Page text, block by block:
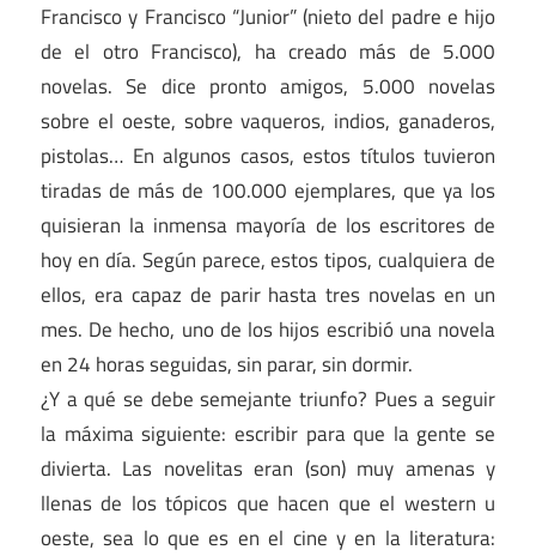
Francisco y Francisco “Junior” (nieto del padre e hijo
de el otro Francisco), ha creado más de 5.000
novelas. Se dice pronto amigos, 5.000 novelas
sobre el oeste, sobre vaqueros, indios, ganaderos,
pistolas… En algunos casos, estos títulos tuvieron
tiradas de más de 100.000 ejemplares, que ya los
quisieran la inmensa mayoría de los escritores de
hoy en día. Según parece, estos tipos, cualquiera de
ellos, era capaz de parir hasta tres novelas en un
mes. De hecho, uno de los hijos escribió una novela
en 24 horas seguidas, sin parar, sin dormir.
¿Y a qué se debe semejante triunfo? Pues a seguir
la máxima siguiente: escribir para que la gente se
divierta. Las novelitas eran (son) muy amenas y
llenas de los tópicos que hacen que el western u
oeste, sea lo que es en el cine y en la literatura: